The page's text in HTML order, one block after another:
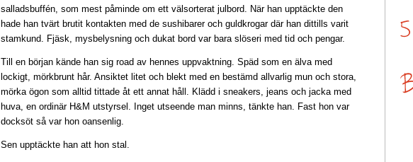
salladsbuffén, som mest påminde om ett välsorterat julbord. När han upptäckte den
hade han tvärt brutit kontakten med de sushibarer och guldkrogar där han dittills varit
stamkund. Fjäsk, mysbelysning och dukat bord var bara slöseri med tid och pengar.
Till en början kände han sig road av hennes uppvaktning. Späd som en älva med
lockigt, mörkbrunt hår. Ansiktet litet och blekt med en bestämd allvarlig mun och stora,
mörka ögon som alltid tittade åt ett annat håll. Klädd i sneakers, jeans och jacka med
huva, en ordinär H&M utstyrsel. Inget utseende man minns, tänkte han. Fast hon var
docksöt så var hon oansenlig.
Sen upptäckte han att hon stal.